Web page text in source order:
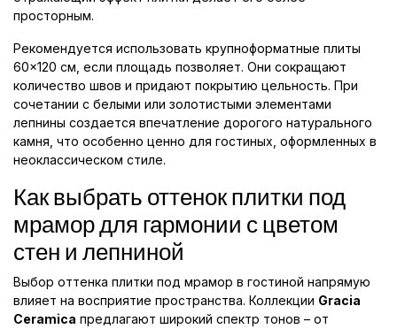
просторным.
Рекомендуется использовать крупноформатные плиты
60×120 см, если площадь позволяет. Они сокращают
количество швов и придают покрытию цельность. При
сочетании с белыми или золотистыми элементами
лепнины создается впечатление дорогого натурального
камня, что особенно ценно для гостиных, оформленных в
неоклассическом стиле.
Как выбрать оттенок плитки под
мрамор для гармонии с цветом
стен и лепниной
Выбор оттенка плитки под мрамор в гостиной напрямую
влияет на восприятие пространства. Коллекции Gracia
Ceramica предлагают широкий спектр тонов – от